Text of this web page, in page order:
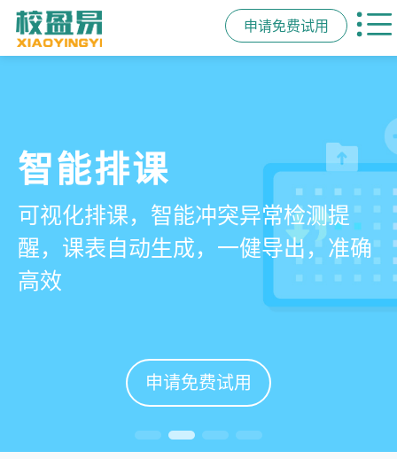
申请免费试用
管学校，用校盈易
培训机构教务管理系
统
有效提升运营管理效率45%
申请免费试用
智能排课
可视化排课，智能冲突异常检测提
醒，课表自动生成，一健导出，准确
高效
申请免费试用
课时统计
学员签到同步扣减课时，老师带课量
自动统计、汇总，数据清晰可查免扯
皮
申请免费试用
家校互动
一部手机链接教师、学员、家长，沟
通互动零距离，服务贴心铸口碑促续
费
申请免费试用